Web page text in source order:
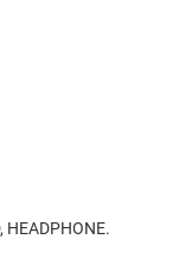
HEADPHONE.